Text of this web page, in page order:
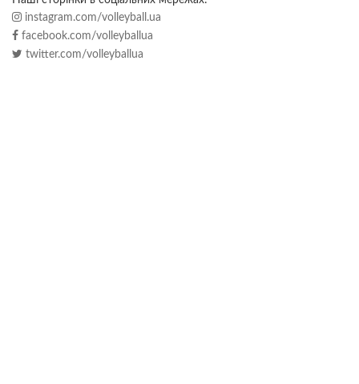
instagram.com/volleyball.ua
facebook.com/volleyballua
twitter.com/volleyballua